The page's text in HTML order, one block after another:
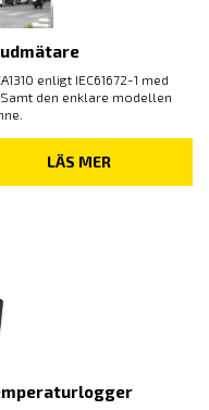
enligt IEC61672-1 med
den enklare modellen
LÄS MER